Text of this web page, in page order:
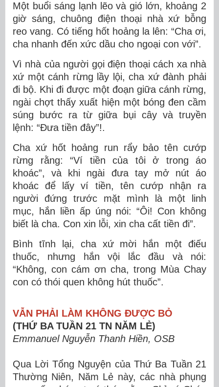
Một buổi sáng lạnh lẽo và gió lớn, khoảng 2
giờ sáng, chuông điện thoại nhà xứ bỗng
reo vang. Có tiếng hốt hoảng la lên: “Cha ơi,
cha nhanh đến xức dầu cho ngoại con với”.
Vì nhà của người gọi điện thoại cách xa nhà
xứ một cánh rừng lầy lội, cha xứ đành phải
đi bộ. Khi đi được một đoạn giữa cánh rừng,
ngài chợt thấy xuất hiện một bóng đen cầm
súng bước ra từ giữa bụi cây và truyền
lệnh: “Đưa tiền đây”!.
Cha xứ hốt hoảng run rẩy bảo tên cướp
rừng rằng: “Ví tiền của tôi ở trong áo
khoác”, và khi ngài đưa tay mở nút áo
khoác để lấy ví tiền, tên cướp nhận ra
người đứng trước mặt mình là một linh
mục, hắn liền ấp úng nói: “Ôi! Con không
biết là cha. Con xin lỗi, xin cha cất tiền đi”.
Bình tĩnh lại, cha xứ mời hắn một điếu
thuốc, nhưng hắn vội lắc đầu và nói:
“Không, con cám ơn cha, trong Mùa Chay
con có thói quen không hút thuốc”.
VẪN PHẢI LÀM KHÔNG ĐƯỢC BỎ
(THỨ BA TUẦN 21 TN NĂM LẺ)
Emmanuel Nguyễn Thanh Hiền, OSB
Qua Lời Tổng Nguyện của Thứ Ba Tuần 21
Thường Niên, Năm Lẻ này, các nhà phụng